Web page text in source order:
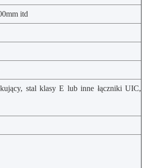
itd
stal klasy E lub inne łączniki UIC,